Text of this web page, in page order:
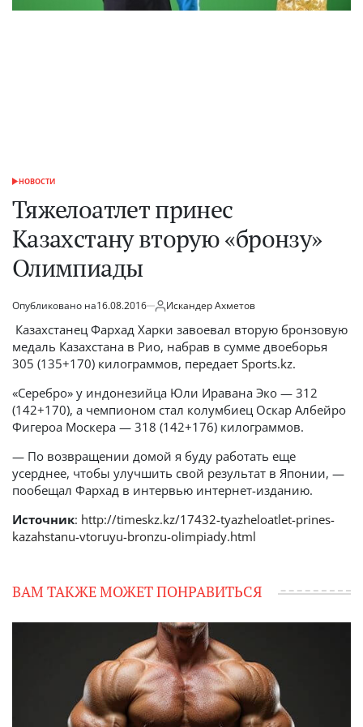
ОПУБЛИКОВАНО
НОВОСТИ
Тяжелоатлет принес
Казахстану вторую «бронзу»
Олимпиады
Опубликовано на16.08.2016 отИскандер Ахметов
Казахстанец Фархад Харки завоевал вторую бронзовую
медаль Казахстана в Рио, набрав в сумме двоеборья
305 (135+170) килограммов, передает Sports.kz.
«Серебро» у индонезийца Юли Иравана Эко — 312
(142+170), а чемпионом стал колумбиец Оскар Албейро
Фигероа Москера — 318 (142+176) килограммов.
— По возвращении домой я буду работать еще
усерднее, чтобы улучшить свой результат в Японии, —
пообещал Фархад в интервью интернет-изданию.
Источник: http://timeskz.kz/17432-tyazheloatlet-prines-
kazahstanu-vtoruyu-bronzu-olimpiady.html
ВАМ ТАКЖЕ МОЖЕТ ПОНРАВИТЬСЯ